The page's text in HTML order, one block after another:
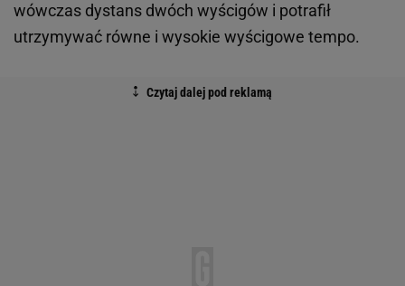
wówczas dystans dwóch wyścigów i potrafił
utrzymywać równe i wysokie wyścigowe tempo.